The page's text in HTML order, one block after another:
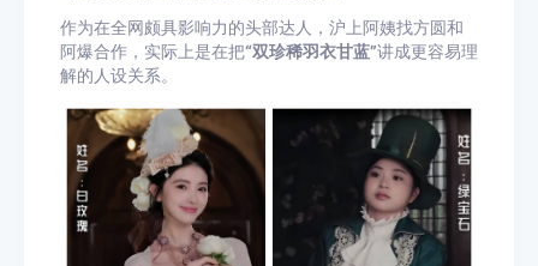
作为在全网颇具影响力的头部达人，沪上阿姨找方圆和
阿爆合作，实际上是在把“双珍稀羽衣甘蓝”讲成更容易理
解的人设关系。